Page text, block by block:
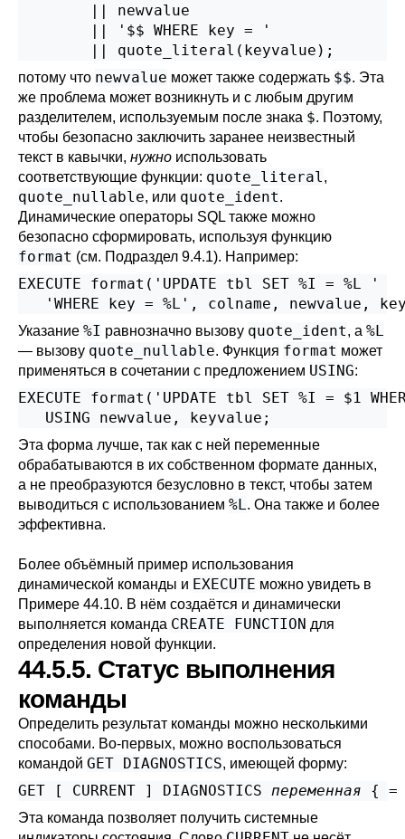
        || newvalue
        || '$$ WHERE key = '
        || quote_literal(keyvalue);
потому что newvalue может также содержать $$. Эта
же проблема может возникнуть и с любым другим
разделителем, используемым после знака $. Поэтому,
чтобы безопасно заключить заранее неизвестный
текст в кавычки, нужно использовать
соответствующие функции: quote_literal,
quote_nullable, или quote_ident.
Динамические операторы SQL также можно
безопасно сформировать, используя функцию
format (см. Подраздел 9.4.1). Например:
EXECUTE format('UPDATE tbl SET %I = %L '
'WHERE key = %L', colname, newvalue,
Указание %I равнозначно вызову quote_ident, а %L
— вызову quote_nullable. Функция format может
применяться в сочетании с предложением USING:
EXECUTE format('UPDATE tbl SET %I = $1
   USING newvalue, keyvalue;
Эта форма лучше, так как с ней переменные
обрабатываются в их собственном формате данных,
а не преобразуются безусловно в текст, чтобы затем
выводиться с использованием %L. Она также и более
эффективна.
Более объёмный пример использования
динамической команды и EXECUTE можно увидеть в
Примере 44.10. В нём создаётся и динамически
выполняется команда CREATE FUNCTION для
определения новой функции.
44.5.5. Статус выполнения
команды
Определить результат команды можно несколькими
способами. Во-первых, можно воспользоваться
командой GET DIAGNOSTICS, имеющей форму:
GET [ CURRENT ] DIAGNOSTICS переменная {
Эта команда позволяет получить системные